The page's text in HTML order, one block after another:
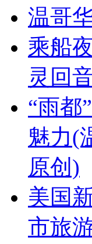
温哥
乘船
灵回
“雨都
魅力(
原创)
美国
市旅